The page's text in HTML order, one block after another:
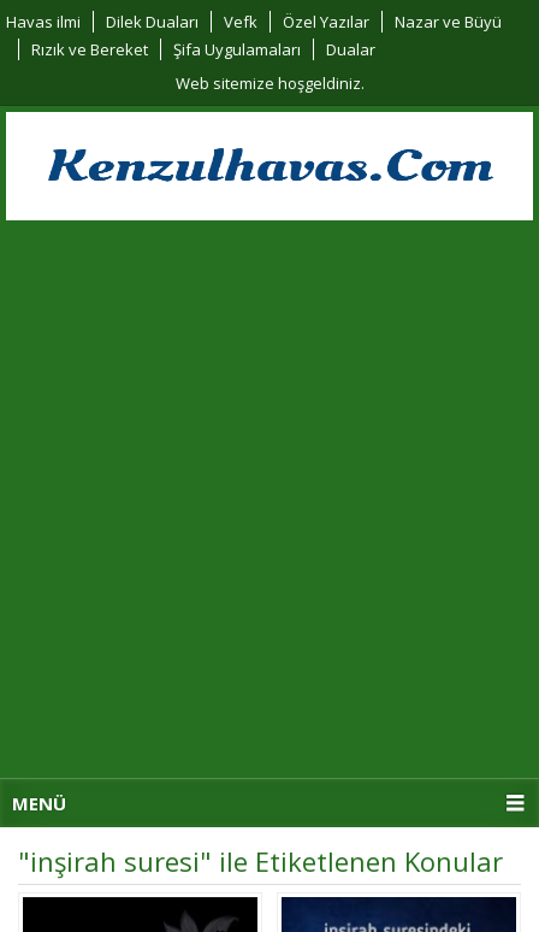
Havas ilmi Dilek Duaları Vefk Özel Yazılar
Nazar ve Büyü
Rızık ve Bereket
Şifa Uygulamaları
Dualar
Web sitemize hoşgeldiniz.
MENÜ
"inşirah suresi" ile Etiketlenen Konular